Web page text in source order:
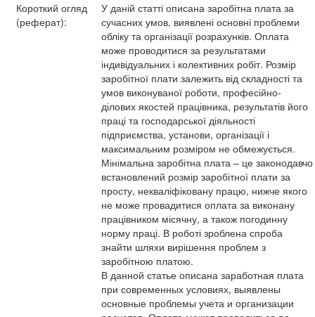
Короткий огляд
(реферат):
У даній статті описана заробітна плата за
сучасних умов, виявлені основні проблеми
обліку та організації розрахунків. Оплата
може проводитися за результатами
індивідуальних і колективних робіт. Розмір
заробітної плати залежить від складності та
умов виконуваної роботи, професійно-
ділових якостей працівника, результатів його
праці та господарської діяльності
підприємства, установи, організації і
максимальним розміром не обмежується.
Мінімальна заробітна плата – це законодавчо
встановлений розмір заробітної плати за
просту, некваліфіковану працю, нижче якого
не може провадитися оплата за виконану
працівником місячну, а також погодинну
норму праці. В роботі зроблена спроба
знайти шляхи вирішення проблем з
заробітною платою.
В данной статье описана заработная плата
при современных условиях, выявлены
основные проблемы учета и организации